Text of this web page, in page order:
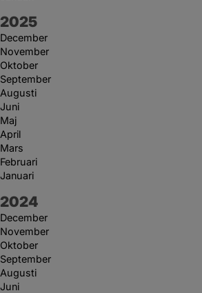
År:
2025
December
November
Oktober
September
Augusti
Juni
Maj
April
Mars
Februari
Januari
År:
2024
December
November
Oktober
September
Augusti
Juni